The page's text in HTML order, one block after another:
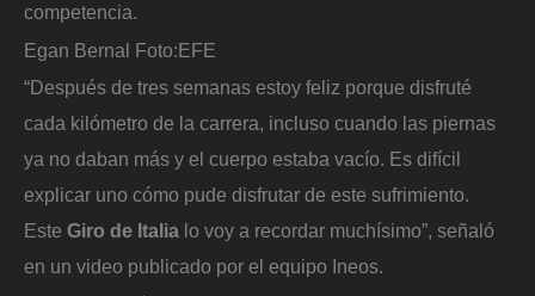
competencia.
Egan Bernal Foto:EFE
“Después de tres semanas estoy feliz porque disfruté
cada kilómetro de la carrera, incluso cuando las piernas
ya no daban más y el cuerpo estaba vacío. Es difícil
explicar uno cómo pude disfrutar de este sufrimiento.
Este Giro de Italia lo voy a recordar muchísimo”, señaló
en un video publicado por el equipo Ineos.